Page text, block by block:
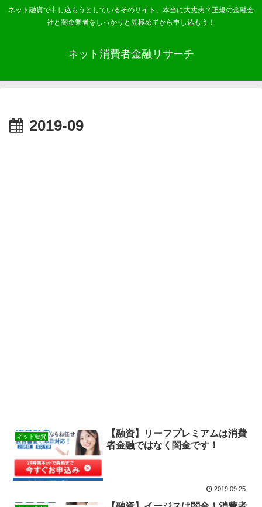
ネット融資で申し込もうとしているそのサイト、本当に大丈夫？正規の金融会
社と闇金業者をしっかりと見極めてから申し込もう！
ネット消費者金融リサーチ
2019-09
ネット融資
【融資】リーフプレミアムは消費
者金融ではなく闇金です！
2019.09.25